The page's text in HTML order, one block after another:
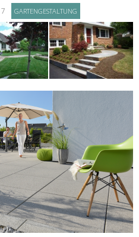
GARTENGESTALTUNG